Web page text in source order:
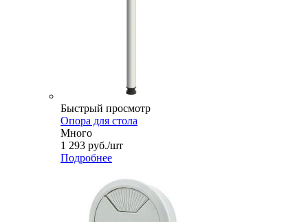
Быстрый просмотр
Опора для стола
Много
1 293 руб./шт
Подробнее